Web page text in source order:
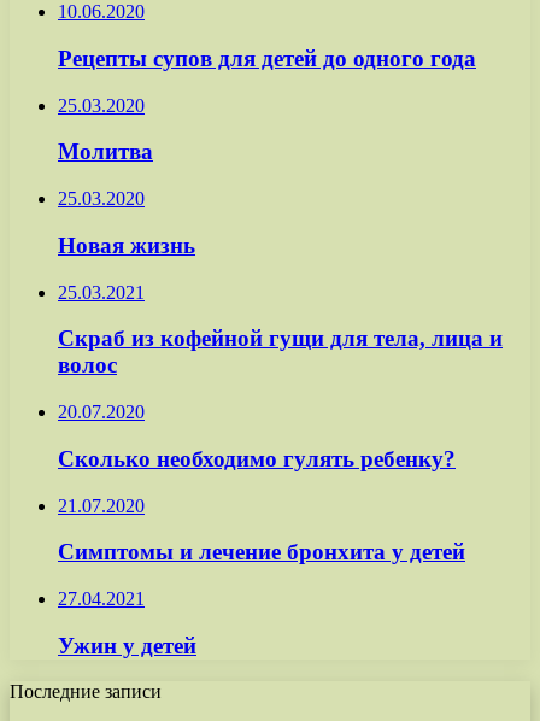
10.06.2020
Рецепты супов для детей до одного года
25.03.2020
Молитва
25.03.2020
Новая жизнь
25.03.2021
Скраб из кофейной гущи для тела, лица и
волос
20.07.2020
Сколько необходимо гулять ребенку?
21.07.2020
Симптомы и лечение бронхита у детей
27.04.2021
Ужин у детей
Последние записи